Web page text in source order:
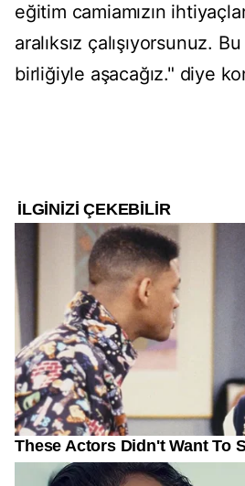
eğitim camiamızın
aralıksız çalışıyorsunuz.
birliğiyle aşacağız." diye